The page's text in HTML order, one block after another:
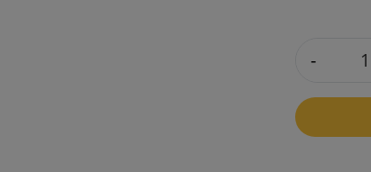
-